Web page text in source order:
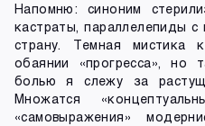
Напомню: синоним
кастраты, параллелепиды
страну. Темная мистика
обаянии «прогресса», но
болью я слежу за
Множатся
«самовыражения»